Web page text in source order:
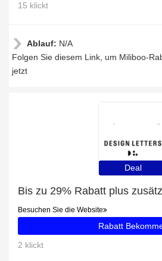
15 klickt
Ablauf: N/A
Folgen Sie diesem Link, um Miliboo-
jetzt
Deal
Besuchen Sie die Website
Rabatt
2 klickt